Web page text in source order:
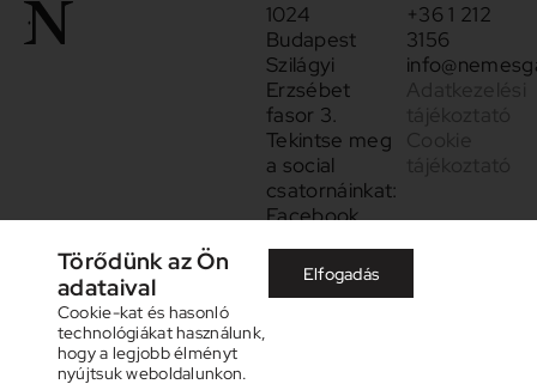
1024
Budapest
Szilágyi
Erzsébet
fasor 3.
Tekintse meg
a social
csatornáinkat:
Facebook
+36 1 212
3156
Törődünk az Ön
adataival
Cookie-kat és hasonló
technológiákat használunk,
hogy a legjobb élményt
nyújtsuk weboldalunkon.
Elfogadás